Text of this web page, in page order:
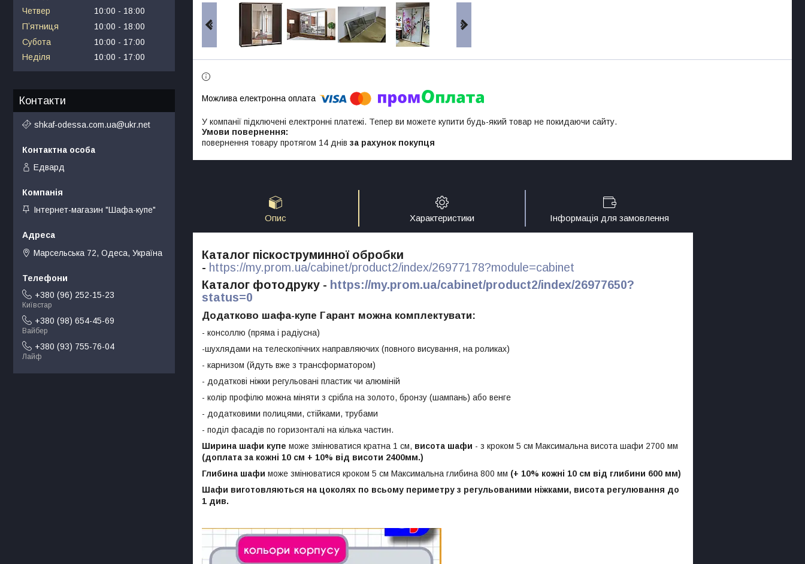
У компанії підключені електронні платежі. Тепер ви можете купити будь-який товар не покидаючи сайту.
повернення товару протягом 14 днів за рахунок покупця
Опис Характеристики Інформація для замовлення
Каталог піскоструминної обробки
- https://my.prom.ua/cabinet/product2/index/26977178?module=cabinet
Каталог фотодруку - https://my.prom.ua/cabinet/product2/index/26977650?
status=0
Додатково шафа-купе Гарант можна комплектувати:
- консоллю (пряма і радіусна)
-шухлядами на телескопічних направляючих (повного висування, на роликах)
- карнизом (йдуть вже з трансформатором)
- додаткові ніжки регульовані пластик чи алюміній
- колір профілю можна міняти з срібла на золото, бронзу (шампань) або венге
- додатковими полицями, стійками, трубами
- поділ фасадів по горизонталі на кілька частин.
Ширина шафи купе може змінюватися кратна 1 см, висота шафи - з кроком 5 см Максимальна висота шафи 2700 мм
(доплата за кожні 10 см + 10% від висоти 2400мм.)
Глибина шафи може змінюватися кроком 5 см Максимальна глибина 800 мм (+ 10% кожні 10 см від глибини 600 мм)
Шафи виготовляються на цоколях по всьому периметру з регульованими ніжками, висота регулювання до
1 див.
Четвер
10:00
18:00
Пʼятниця
10:00
18:00
Субота
10:00
17:00
Неділя
10:00 17:00
Контакти
shkaf-odessa.com.ua@ukr.net
Едвард
Інтернет-магазин "Шафа-купе"
Марсельська 72, Одеса, Україна
+380 (96) 252-15-23
Київстар
+380 (98) 654-45-69
Вайбер
+380 (93) 755-76-04
Лайф